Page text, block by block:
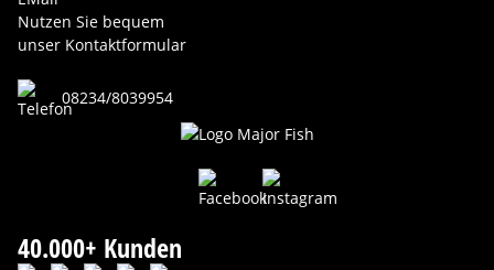
Nutzen Sie bequem
unser Kontaktformular
08234/8039954
40.000+ Kunden